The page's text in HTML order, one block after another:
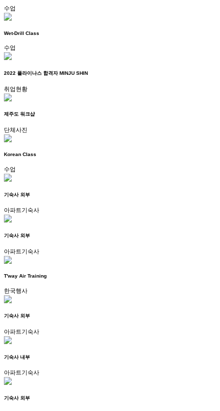
수업
Wet-Drill Class
수업
2022 플라이나스 합격자 MINJU SHIN
취업현황
제주도 워크샵
단체사진
Korean Class
수업
기숙사 외부
아파트기숙사
기숙사 외부
아파트기숙사
T'way Air Training
한국행사
기숙사 외부
아파트기숙사
기숙사 내부
아파트기숙사
기숙사 외부